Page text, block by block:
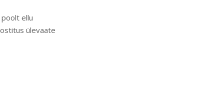
ellu
ülevaate